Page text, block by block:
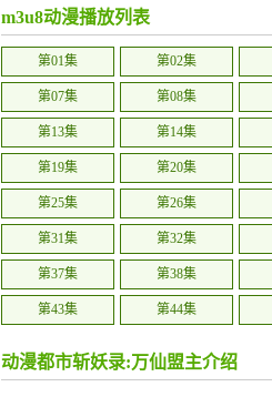
m3u8动漫播放列表
第01集 第02集
第07集 第08集
第13集 第14集
第19集 第20集
第25集 第26集
第31集 第32集
第37集 第38集
第43集 第44集
第55集 第56集
动漫都市斩妖录:万仙盟主介绍